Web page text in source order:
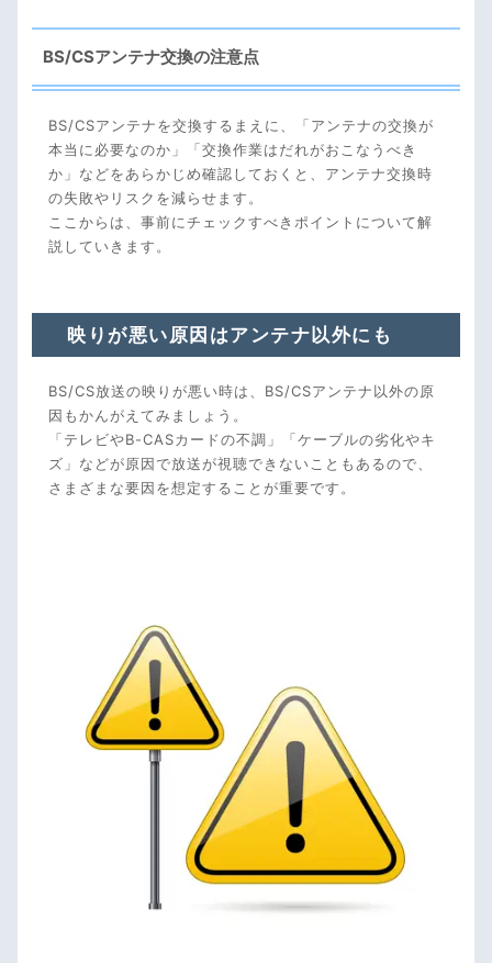
BS/CSアンテナ交換の注意点
BS/CSアンテナを交換するまえに、「アンテナの交換が
本当に必要なのか」「交換作業はだれがおこなうべき
か」などをあらかじめ確認しておくと、アンテナ交換時
の失敗やリスクを減らせます。
ここからは、事前にチェックすべきポイントについて解
説していきます。
映りが悪い原因はアンテナ以外にも
BS/CS放送の映りが悪い時は、BS/CSアンテナ以外の原
因もかんがえてみましょう。
「テレビやB-CASカードの不調」「ケーブルの劣化やキ
ズ」などが原因で放送が視聴できないこともあるので、
さまざまな要因を想定することが重要です。